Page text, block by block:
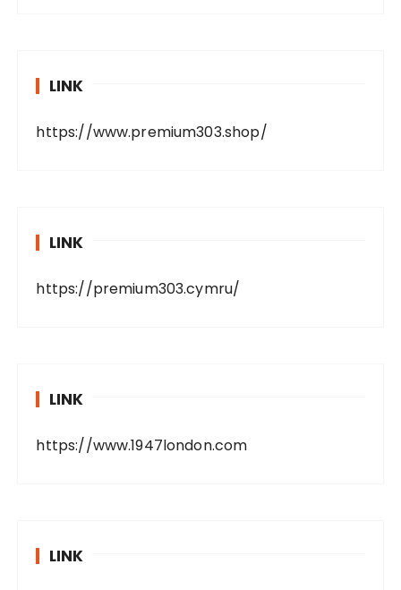
LINK
https://www.premium303.shop/
LINK
https://premium303.cymru/
LINK
https://www.1947london.com
LINK